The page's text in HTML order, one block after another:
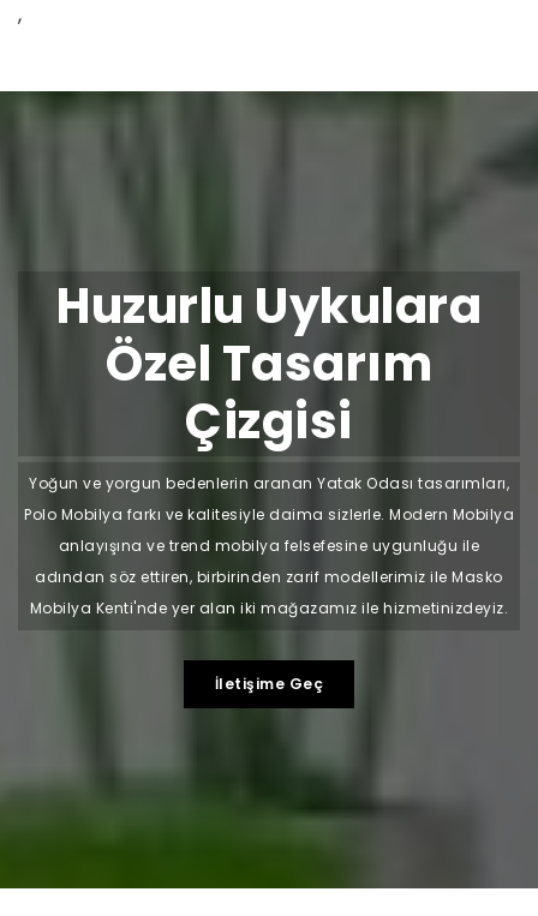
,
Huzurlu Uykulara
Özel Tasarım
Çizgisi
Yoğun ve yorgun bedenlerin aranan Yatak Odası tasarımları,
Polo Mobilya farkı ve kalitesiyle daima sizlerle. Modern Mobilya
anlayışına ve trend mobilya felsefesine uygunluğu ile
adından söz ettiren, birbirinden zarif modellerimiz ile Masko
Mobilya Kenti'nde yer alan iki mağazamız ile hizmetinizdeyiz.
İletişime Geç